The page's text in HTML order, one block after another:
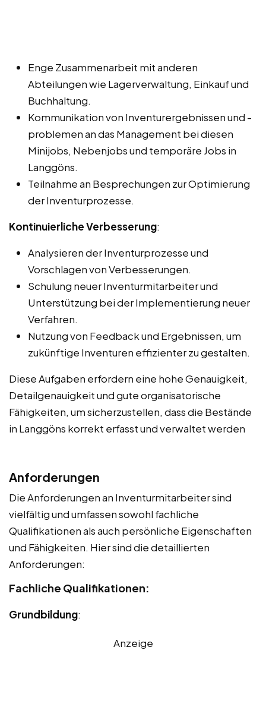
Enge Zusammenarbeit mit anderen
Abteilungen wie Lagerverwaltung, Einkauf und
Buchhaltung.
Kommunikation von Inventurergebnissen und -
problemen an das Management bei diesen
Minijobs, Nebenjobs und temporäre Jobs in
Langgöns.
Teilnahme an Besprechungen zur Optimierung
der Inventurprozesse.
Kontinuierliche Verbesserung:
Analysieren der Inventurprozesse und
Vorschlagen von Verbesserungen.
Schulung neuer Inventurmitarbeiter und
Unterstützung bei der Implementierung neuer
Verfahren.
Nutzung von Feedback und Ergebnissen, um
zukünftige Inventuren effizienter zu gestalten.
Diese Aufgaben erfordern eine hohe Genauigkeit,
Detailgenauigkeit und gute organisatorische
Fähigkeiten, um sicherzustellen, dass die Bestände
in Langgöns korrekt erfasst und verwaltet werden
Anforderungen
Die Anforderungen an Inventurmitarbeiter sind
vielfältig und umfassen sowohl fachliche
Qualifikationen als auch persönliche Eigenschaften
und Fähigkeiten. Hier sind die detaillierten
Anforderungen:
Fachliche Qualifikationen:
Grundbildung:
Anzeige